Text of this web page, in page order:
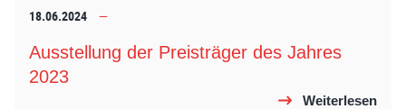
18.06.2024
Ausstellung der Preisträger des Jahres
2023
Weiterlesen